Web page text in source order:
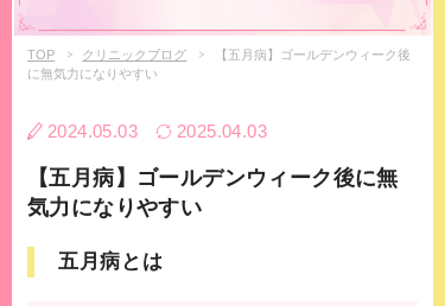
TOP クリニックブログ
【五月病】ゴールデンウィーク後
に無気力になりやすい
2024.05.03 2025.04.03
【五月病】ゴールデンウィーク後に無
気力になりやすい
五月病とは